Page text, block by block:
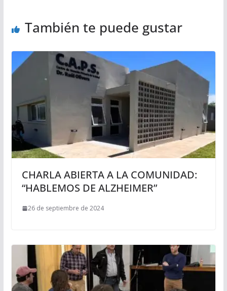
También te puede gustar
CHARLA ABIERTA A LA COMUNIDAD:
“HABLEMOS DE ALZHEIMER”
26 de septiembre de 2024